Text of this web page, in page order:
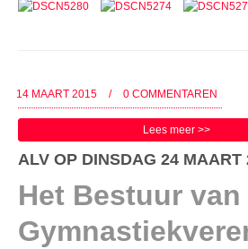
14 MAART 2015 / 0 COMMENTAREN
Lees meer >>
ALV OP DINSDAG 24 MAART
Het Bestuur van